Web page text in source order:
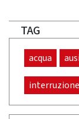
TAG
acqua
interruzione